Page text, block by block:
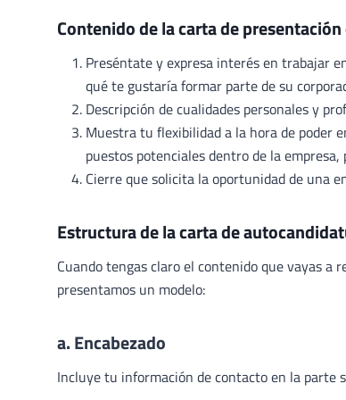
Contenido de la carta de
Preséntate y expresa interés en trabajar
qué te gustaría formar parte de su
Descripción de cualidades personales y
Muestra tu flexibilidad a la hora de poder
puestos potenciales dentro de la
Cierre que solicita la oportunidad de una
Estructura de la carta de
Cuando tengas claro el contenido que vayas a
presentamos un modelo:
a. Encabezado
Incluye tu información de contacto en la parte